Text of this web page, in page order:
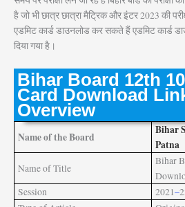
है जो भी छात्र छात्रा मैट्रिक और इंटर 2023 की
एडमिट कार्ड डाउनलोड कर सकते हैं एडमिट कार्ड
दिया गया है।
Bihar Board 12th
Card Download
Overview
Name of the Board
Bihar
Patna
Name of Title
Bihar
Session
2021–